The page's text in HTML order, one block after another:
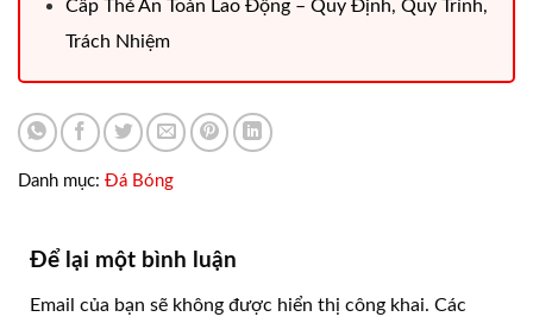
Cấp Thẻ An Toàn Lao Động – Quy Định, Quy Trình,
Trách Nhiệm
Danh mục: Đá Bóng
Để lại một bình luận
Email của bạn sẽ không được hiển thị công khai. Các